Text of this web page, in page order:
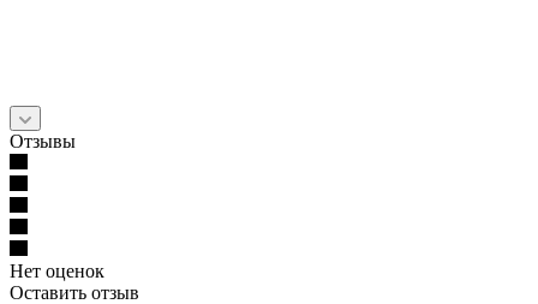
Отзывы
Нет оценок
Оставить отзыв